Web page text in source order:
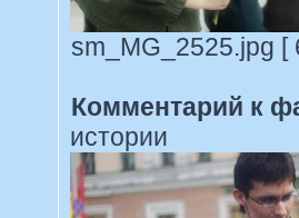
sm_MG_2525.jpg
Комментарий к
истории